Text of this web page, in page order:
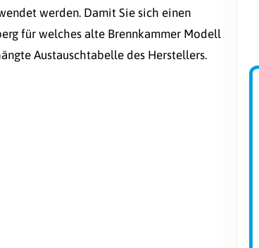
werden. Damit Sie sich einen
für welches alte Brennkammer Modell
Austauschtabelle des Herstellers.